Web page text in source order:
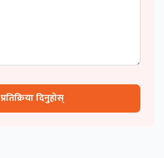
प्रतिक्रिया दिनुहोस्